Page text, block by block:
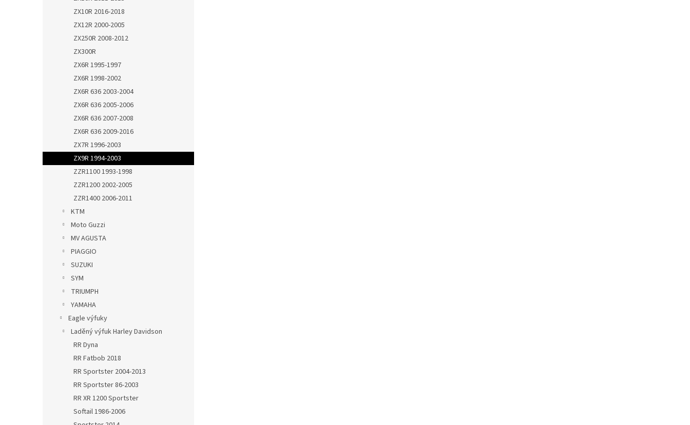
ZX10R 2016-2018
ZX12R 2000-2005
ZX250R 2008-2012
ZX300R
ZX6R 1995-1997
ZX6R 1998-2002
ZX6R 636 2003-2004
ZX6R 636 2005-2006
ZX6R 636 2007-2008
ZX6R 636 2009-2016
ZX7R 1996-2003
ZX9R 1994-2003
ZZR1100 1993-1998
ZZR1200 2002-2005
ZZR1400 2006-2011
KTM
Moto Guzzi
MV AGUSTA
PIAGGIO
SUZUKI
SYM
TRIUMPH
YAMAHA
Eagle výfuky
Laděný výfuk Harley Davidson
RR Dyna
RR Fatbob 2018
RR Sportster 2004-2013
RR Sportster 86-2003
RR XR 1200 Sportster
Softail 1986-2006